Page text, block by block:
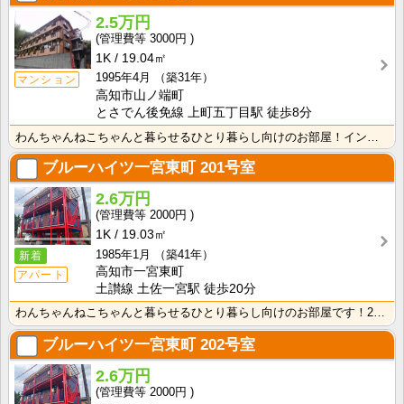
マンション
2.5万円
3000円
1K
19.04㎡
1995年4月
（築31年）
高知市山ノ端町
とさでん後免線 上町五丁目駅 徒歩8分
ブルーハイツ一宮東町201号室
新着
アパート
2.6万円
2000円
1K
19.03㎡
1985年1月
（築41年）
高知市一宮東町
土讃線 土佐一宮駅 徒歩20分
わんちゃんねこちゃんと暮らせるひとり暮らし向けのお部屋です！2026年6月下旬、ネット無料（Wi-F･･･
ブルーハイツ一宮東町202号室
2.6万円
2000円